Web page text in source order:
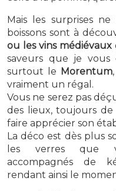
Mais les surprises
boissons sont à
ou les vins médiévaux
saveurs que je vous
surtout le Morentum
vraiment un régal.
Vous ne serez pas
des lieux, toujours de
faire apprécier son
La déco est dès plus
les verres que
accompagnés de
rendant ainsi le